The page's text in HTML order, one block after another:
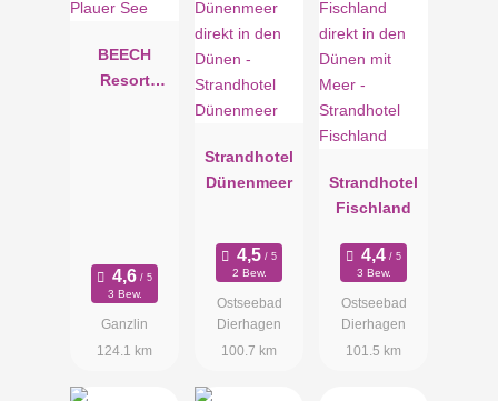
BEECH
Resort
3 Bew.
Ganzlin
124.1 km
Strandhotel
Dünenmeer
2 Bew.
Ostseebad
Dierhagen
100.7 km
Strandhotel
Fischland
3 Bew.
Ostseebad
Dierhagen
101.5 km